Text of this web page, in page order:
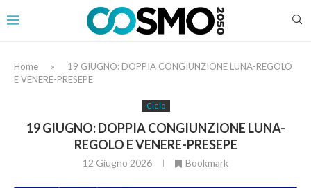
Home »
19 GIUGNO: DOPPIA CONGIUNZIONE LUNA-REGOLO
E VENERE-PRESEPE
Cielo
19 GIUGNO: DOPPIA CONGIUNZIONE LUNA-
REGOLO E VENERE-PRESEPE
12 Giugno 2026 Bookmark